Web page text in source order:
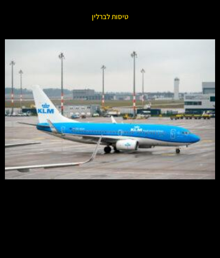
טיסות לברלין